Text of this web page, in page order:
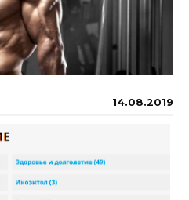
14.08.2019